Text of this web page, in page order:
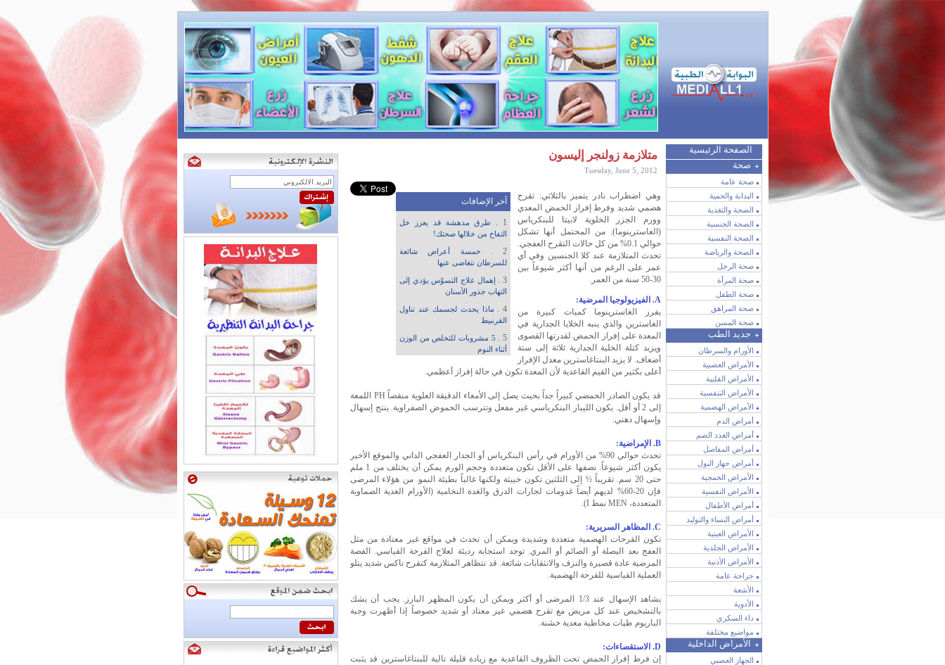
الصفحة الرئيسية
صحة
صحة عامة
البدانة والحمية
الصحة والتغذية
الصحة الجنسية
الصحة النفسية
الصحة والرياضة
صحة الرجل
صحة المرأة
صحة الطفل
صحة المراهق
صحة المسن
جديد الطب
الأورام والسرطان
الأمراض العصبية
الأمراض القلبية
الأمراض التنفسية
الأمراض الهضمية
أمراض الدم
أمراض الغدد الصم
أمراض المفاصل
أمراض جهاز البول
الأمراض الخمجية
الأمراض النفسية
أمراض الأطفال
أمراض النساء والتوليد
الأمراض العينية
الأمراض الجلدية
الأمراض الأذنية
جراحة عامة
الأشعة
الأدوية
داء السكري
مواضيع مختلفة
الأمراض الداخلية
الجهاز العصبي
متلازمة زولنجر إليسون
Tuesday, June 5, 2012
آخر الإضافات
1 .
طرق مدهشة قد يعزز خل
التفاح من خلالها صحتك!
2 .
خمسة أعراض شائعة
للسرطان نتغاضى عنها
3 .
إهمال علاج التسوّس يؤدي إلى
التهاب جذور الأسنان
4 .
ماذا يحدث لجسمك عند تناول
القرنبيط
5 .
5 مشروبات للتخلص من الوزن
أثناء النوم
وهي اضطراب نادر يتميز بالثلاثي: تقرح
هضمي شديد وفرط إفراز الحمض المعدي
وورم الجزر الخلوية لابيتا للبنكرياس
(الغاسترينوما). من المحتمل أنها تشكل
حوالي 0.1% من كل حالات التقرح العفجي.
تحدث المتلازمة عند كلا الجنسين وفي أي
عمر على الرغم من أنها أكثر شيوعاً بين
30-50 سنة من العمر.
A. الفيزيولوجيا المرضية:
يفرز الغاسترينوما كميات كبيرة من
الغاسترين والذي ينبه الخلايا الجدارية في
المعدة على إفراز الحمض لقدرتها القصوى
ويزيد كتلة الخلية الجدارية ثلاثة إلى ستة
أضعاف. لا يزيد البنتاغاسترين معدل الإفراز
أعلى بكثير من القيم القاعدية لأن المعدة تكون في حالة إفراز أعظمي.
قد يكون الصادر الحمضي كبيراً جداً بحيث يصل إلى الأمعاء الدقيقة العلوية منقصاً PH اللمعة
إلى 2 أو أقل. يكون الليباز البنكرياسي غير مفعل وتترسب الحموض الصفراوية. ينتج إسهال
وإسهال دهني.
B. الإمراضية:
تحدث حوالي 90% من الأورام في رأس البنكرياس أو الجدار العفجي الداني والموقع الأخير
يكون أكثر شيوعاً. نصفها على الأقل تكون متعددة وحجم الورم يمكن أن يختلف من 1 ملم
حتى 20 سم. تقريباً ½ إلى الثلثين تكون خبيثة ولكنها غالباً بطيئة النمو. من هؤلاء المرضى
فإن 20-60% لديهم أيضاً غدومات لجارات الدرق والغدة النخامية (الأورام الغدية الصماوية
المتعددة، MEN نمط I).
C. المظاهر السريرية:
تكون القرحات الهضمية متعددة وشديدة ويمكن أن تحدث في مواقع غير معتادة من مثل
العفج بعد البصلة أو الصائم أو المري. توجد استجابة رديئة لعلاج القرحة القياسي. القصة
المرضية عادة قصيرة والنزف والانثقابات شائعة. قد تتظاهر المتلازمة كتقرح ناكس شديد يتلو
العملية القياسية للقرحة الهضمية.
يشاهد الإسهال عند 1/3 المرضى أو أكثر ويمكن أن يكون المظهر البارز. يجب أن يشك
بالتشخيص عند كل مريض مع تقرح هضمي غير معتاد أو شديد خصوصاً إذا أظهرت وجبة
الباريوم طيات مخاطية معدية خشنة.
D. الاستقصاءات:
إن فرط إفراز الحمض تحت الظروف القاعدية مع زيادة قليلة تالية للبنتاغاسترين قد يثبت